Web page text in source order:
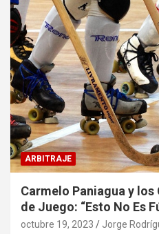
ARBITRAJE
Carmelo Paniagua y los
de Juego: “Esto No Es
octubre 19, 2023 Jorge